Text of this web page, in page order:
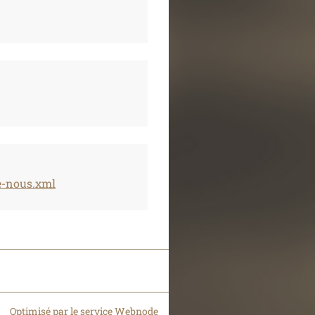
nous.xml
Optimisé par le service Webnode